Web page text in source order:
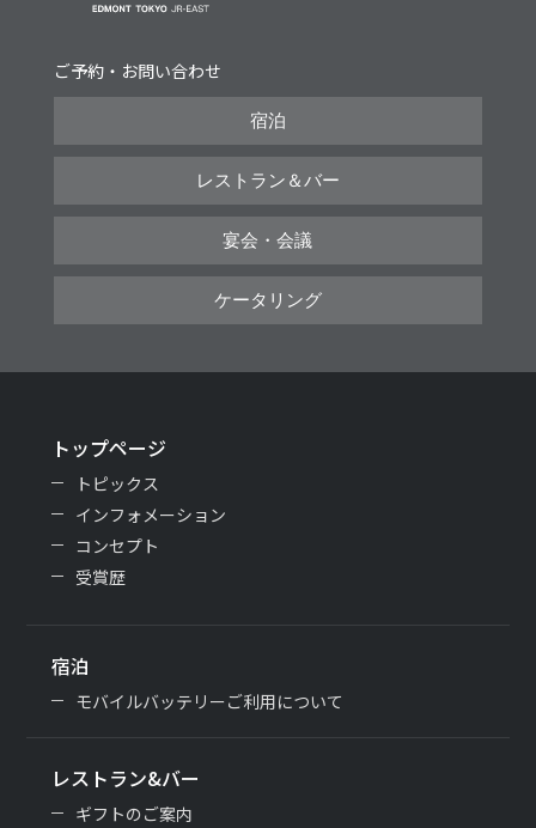
ご予約・お問い合わせ
宿泊
レストラン＆バー
宴会・会議
ケータリング
トップページ
トピックス
インフォメーション
コンセプト
受賞歴
宿泊
モバイルバッテリーご利用について
レストラン&バー
ギフトのご案内